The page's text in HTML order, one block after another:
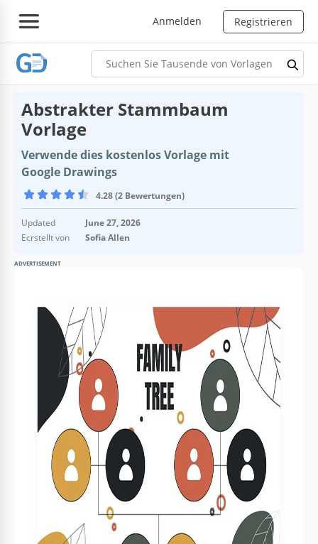
Anmelden Registrieren
Abstrakter Stammbaum
Vorlage
Verwende dies kostenlos Vorlage mit
Google Drawings
4.28 (2 Bewertungen)
Updated
June 27, 2026
Ecrstellt von
Sofia Allen
ADVERTISEMENT